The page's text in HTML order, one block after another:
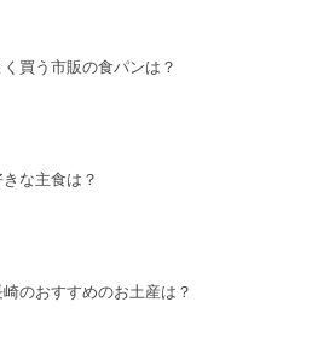
く買う市販の食パンは？
きな主食は？
崎のおすすめのお土産は？